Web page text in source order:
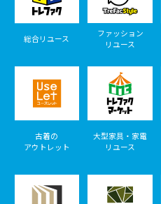
総合リユース
ファッション
リユース
古着の
アウトレット
大型家具・家電
リユース